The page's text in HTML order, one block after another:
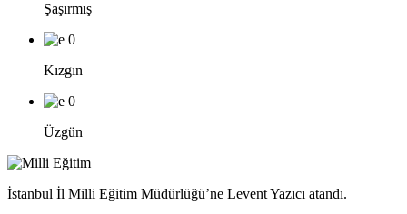
Şaşırmış
0
Kızgın
0
Üzgün
İstanbul İl Milli Eğitim Müdürlüğü’ne Levent Yazıcı atandı.